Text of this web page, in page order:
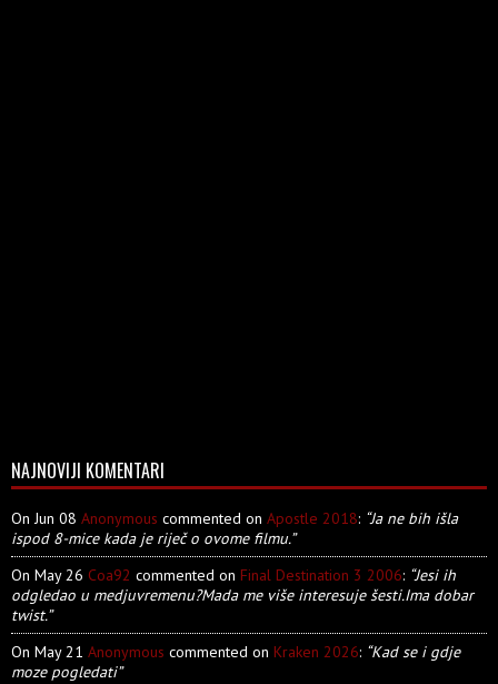
NAJNOVIJI KOMENTARI
On Jun 08 Anonymous commented on Apostle 2018: “Ja ne bih išla
ispod 8-mice kada je riječ o ovome filmu.”
On May 26 Coa92 commented on Final Destination 3 2006: “Jesi ih
odgledao u medjuvremenu?Mada me više interesuje šesti.Ima dobar
twist.”
On May 21 Anonymous commented on Kraken 2026: “Kad se i gdje
moze pogledati”